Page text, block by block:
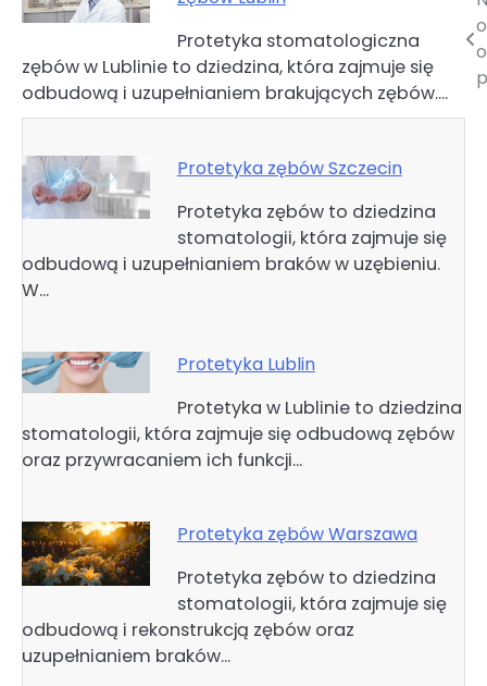
Protetyka stomatologiczna
zębów w Lublinie to dziedzina, która zajmuje się
odbudową i uzupełnianiem brakujących zębów.…
Protetyka zębów Szczecin
Protetyka zębów to dziedzina
stomatologii, która zajmuje się
odbudową i uzupełnianiem braków w uzębieniu.
W…
Protetyka Lublin
Protetyka w Lublinie to dziedzina
stomatologii, która zajmuje się odbudową zębów
oraz przywracaniem ich funkcji…
Protetyka zębów Warszawa
Protetyka zębów to dziedzina
stomatologii, która zajmuje się
odbudową i rekonstrukcją zębów oraz
uzupełnianiem braków…